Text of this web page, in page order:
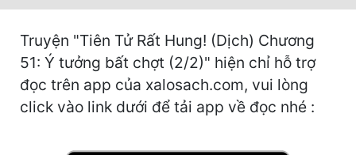
Huyền Ảo
Hài Hước
Hệ Thống
Truyện "Tiên Tử Rất Hung! (Dịch) Chương
51: Ý tưởng bất chợt (2/2)" hiện chỉ hỗ trợ
đọc trên app của xalosach.com, vui lòng
click vào link dưới để tải app về đọc nhé :